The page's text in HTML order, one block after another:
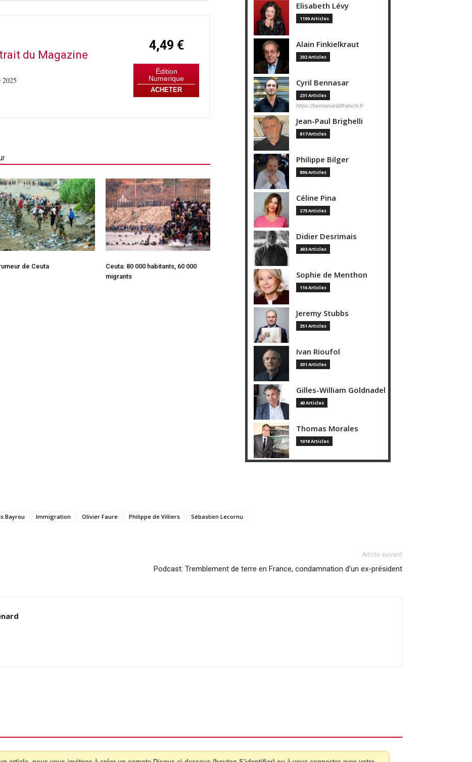
du Magazine
2025
4,49 €
Édition
Numerique
ACHETER
de Ceuta
Ceuta: 80 000 habitants, 60 000
migrants
Elisabeth Lévy
1190 Articles
Alain Finkielkraut
202 Articles
Cyril Bennasar
231 Articles
https://bennasarlaffranchi.fr
Jean-Paul Brighelli
817 Articles
Philippe Bilger
806 Articles
Céline Pina
273 Articles
Didier Desrimais
403 Articles
Sophie de Menthon
116 Articles
Jeremy Stubbs
351 Articles
Ivan Rioufol
301 Articles
Gilles-William Goldnadel
40 Articles
Thomas Morales
1018 Articles
Bayrou Immigration Olivier Faure Philippe de Villiers Sébastien Lecornu
Article suivant
Podcast: Tremblement de terre en France, condamnation d’un ex-président